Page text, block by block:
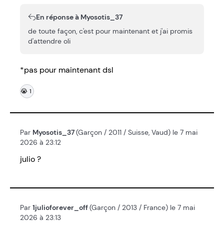
En réponse à Myosotis_37
de toute façon, c'est pour maintenant et j'ai promis
d'attendre oli
*pas pour maintenant dsl
😭 1
Par Myosotis_37(Garçon / 2011 / Suisse, Vaud) le 7 mai
2026 à 23:12
julio ?
Par 1julioforever_off(Garçon / 2013 / France) le 7 mai
2026 à 23:13